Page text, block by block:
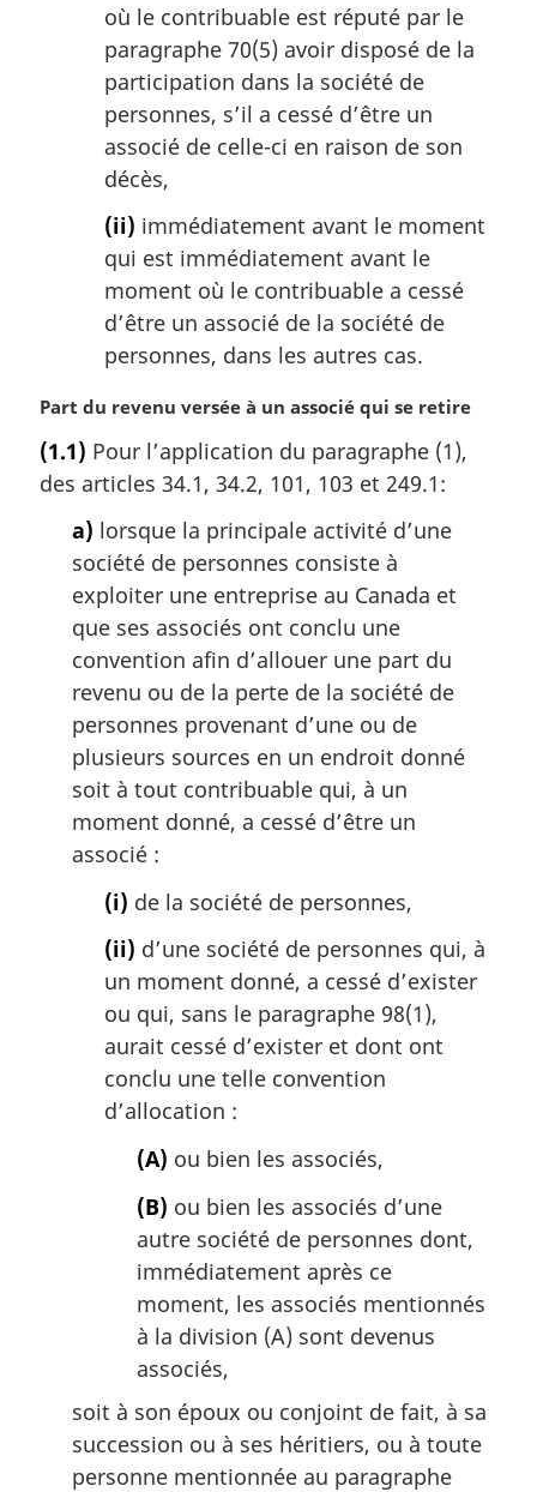
où le contribuable est réputé par le
paragraphe 70(5) avoir disposé de la
participation dans la société de
personnes, s’il a cessé d’être un
associé de celle-ci en raison de son
décès,
(ii) immédiatement avant le moment
qui est immédiatement avant le
moment où le contribuable a cessé
d’être un associé de la société de
personnes, dans les autres cas.
N
t
e
Part du revenu versée à un associé qui se retire
(1.1) Pour l’application du paragraphe (1),
des articles 34.1, 34.2, 101, 103 et 249.1:
a) lorsque la principale activité d’une
société de personnes consiste à
exploiter une entreprise au Canada et
que ses associés ont conclu une
convention afin d’allouer une part du
revenu ou de la perte de la société de
personnes provenant d’une ou de
plusieurs sources en un endroit donné
soit à tout contribuable qui, à un
moment donné, a cessé d’être un
associé :
(i) de la société de personnes,
(ii) d’une société de personnes qui, à
un moment donné, a cessé d’exister
ou qui, sans le paragraphe 98(1),
aurait cessé d’exister et dont ont
conclu une telle convention
d’allocation :
(A) ou bien les associés,
(B) ou bien les associés d’une
autre société de personnes dont,
immédiatement après ce
moment, les associés mentionnés
à la division (A) sont devenus
associés,
soit à son époux ou conjoint de fait, à sa
succession ou à ses héritiers, ou à toute
personne mentionnée au paragraphe